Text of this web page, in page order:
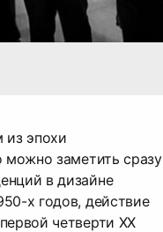
из эпохи
можно заметить сразу
в дизайне
х годов, действие
четверти ХХ